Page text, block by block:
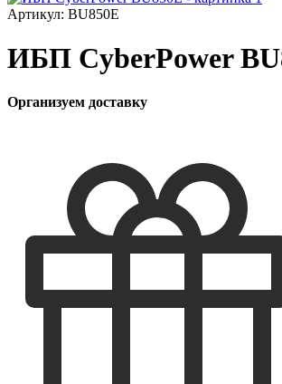
Артикул: BU850E
ИБП CyberPower
Организуем доставку